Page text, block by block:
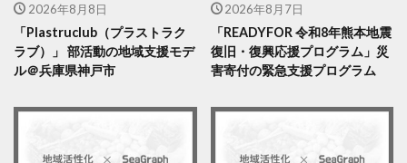
2026年8月8日
「Plastruclub（プラストラク
ラブ）」 部活動の地域支援モデ
ル＠兵庫県神戸市
2026年8月7日
「READYFOR 令和8年熊本地震
復旧・復興応援プログラム」災
害寄付の緊急支援プログラム